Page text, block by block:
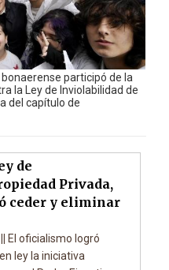
bonaerense participó de la
la Ley de Inviolabilidad de
del capítulo de
de
Privada,
ceder y eliminar
El oficialismo logró
ley la iniciativa